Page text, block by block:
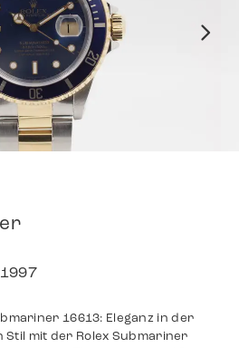
16613: Eleganz in der
Stil mit der Rolex Submariner